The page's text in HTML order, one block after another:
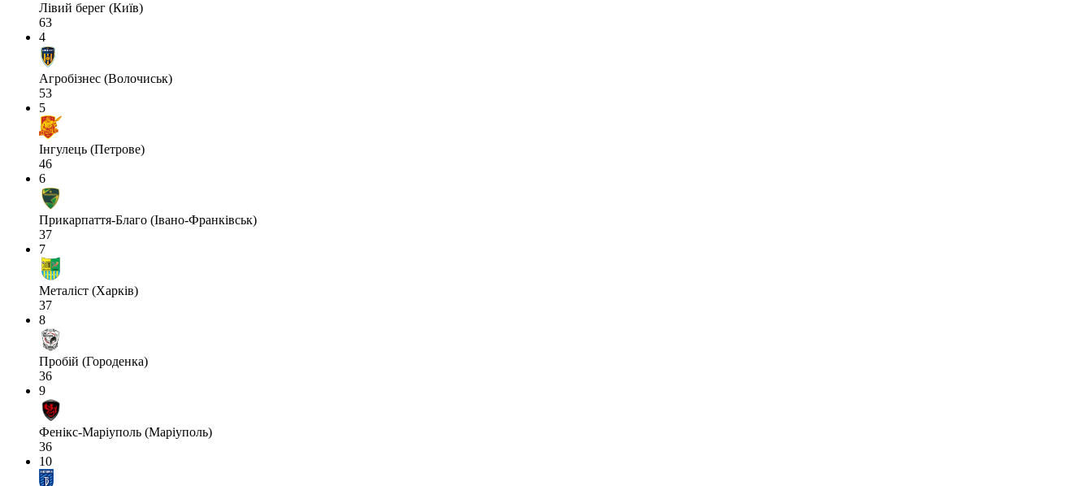
Лівий берег (Київ)
63
4
Агробізнес (Волочиськ)
53
5
Інгулець (Петрове)
46
6
Прикарпаття-Благо (Івано-Франківськ)
37
7
Металіст (Харків)
37
8
Пробій (Городенка)
36
9
Фенікс-Маріуполь (Маріуполь)
36
10